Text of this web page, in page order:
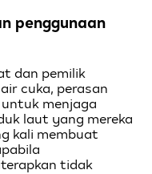
penggunaan
dan pemilik
cuka, perasan
menjaga
laut yang mereka
kali membuat
tidak